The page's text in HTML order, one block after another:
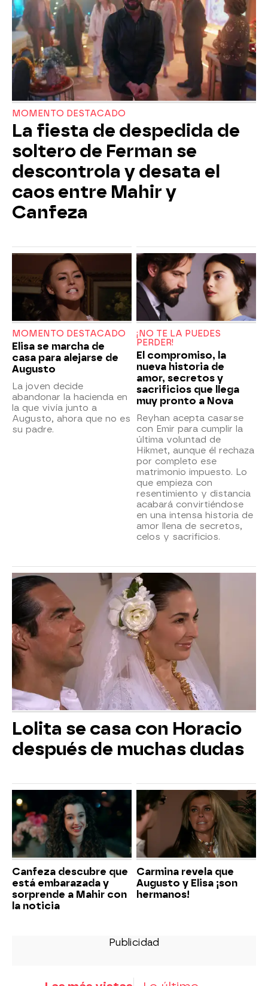
MOMENTO DESTACADO
La fiesta de despedida de
soltero de Ferman se
descontrola y desata el
caos entre Mahir y
Canfeza
MOMENTO DESTACADO
Elisa se marcha de
casa para alejarse de
Augusto
La joven decide
abandonar la hacienda en
la que vivía junto a
Augusto, ahora que no es
su padre.
¡NO TE LA PUEDES
PERDER!
El compromiso, la
nueva historia de
amor, secretos y
sacrificios que llega
muy pronto a Nova
Reyhan acepta casarse
con Emir para cumplir la
última voluntad de
Hikmet, aunque él rechaza
por completo ese
matrimonio impuesto. Lo
que empieza con
resentimiento y distancia
acabará convirtiéndose
en una intensa historia de
amor llena de secretos,
celos y sacrificios.
Lolita se casa con Horacio
después de muchas dudas
Canfeza descubre que
está embarazada y
sorprende a Mahir con
la noticia
Carmina revela que
Augusto y Elisa ¡son
hermanos!